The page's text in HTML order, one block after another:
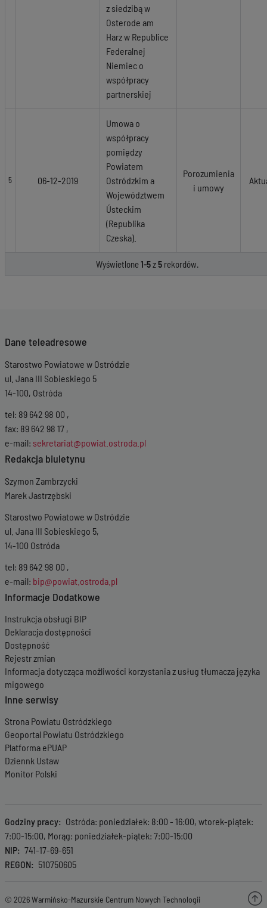
z siedzibą w
Osterode am
Harz w Republice
Federalnej
Niemiec o
współpracy
partnerskiej
5 06-12-2019
Umowa o
współpracy
pomiędzy
Powiatem
Ostródzkim a
Województwem
Ústeckim
(Republika
Czeska).
Porozumienia
i umowy
Wyświetlone1-5z5rekordów.
Dane teleadresowe
Starostwo Powiatowe w Ostródzie
ul. Jana III Sobieskiego 5
14-100, Ostróda
tel: 89 642 98 00 ,
fax: 89 642 98 17 ,
e-mail: sekretariat@powiat.ostroda.pl
Redakcja biuletynu
Szymon Zambrzycki
Marek Jastrzębski
Starostwo Powiatowe w Ostródzie
ul. Jana III Sobieskiego 5,
14-100 Ostróda
tel: 89 642 98 00 ,
e-mail: bip@powiat.ostroda.pl
Informacje Dodatkowe
Instrukcja obsługi BIP
Deklaracja dostępności
Dostępność
Rejestr zmian
Informacja dotycząca możliwości korzystania z usług tłumacza języka
migowego
Inne serwisy
Strona Powiatu Ostródzkiego
Geoportal Powiatu Ostródzkiego
Platforma ePUAP
Dziennk Ustaw
Monitor Polski
Godziny pracy
Ostróda: poniedziałek: 8:00 - 16:00, wtorek-piątek:
7:00-15:00, Morąg: poniedziałek-piątek: 7:00-15:00
NIP
741-17-69-651
REGON
510750605
© 2026 Warmińsko-Mazurskie Centrum Nowych Technologii